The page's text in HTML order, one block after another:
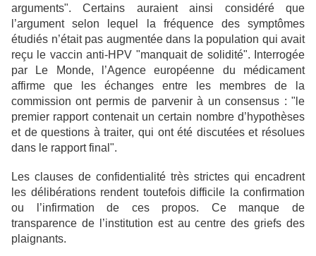
arguments". Certains auraient ainsi considéré que
l’argument selon lequel la fréquence des symptômes
étudiés n’était pas augmentée dans la population qui avait
reçu le vaccin anti-HPV "manquait de solidité". Interrogée
par Le Monde, l’Agence européenne du médicament
affirme que les échanges entre les membres de la
commission ont permis de parvenir à un consensus : "le
premier rapport contenait un certain nombre d’hypothèses
et de questions à traiter, qui ont été discutées et résolues
dans le rapport final".
Les clauses de confidentialité très strictes qui encadrent
les délibérations rendent toutefois difficile la confirmation
ou l’infirmation de ces propos. Ce manque de
transparence de l’institution est au centre des griefs des
plaignants.